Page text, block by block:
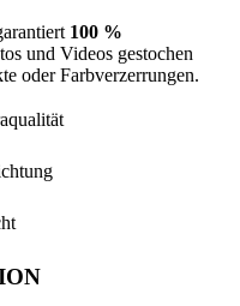
100 %
und Videos gestochen
oder Farbverzerrungen.